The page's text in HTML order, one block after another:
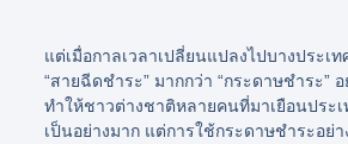
แต่เมื่อกาลเวลาเปลี่ยนแปลงไปบางประเ
“สายฉีดชำระ”มากกว่า “กระดาษชำระ”อ
ทำให้ชาวต่างชาติหลายคนที่มาเยือนประ
เป็นอย่างมาก แต่การใช้กระดาษชำระอย่